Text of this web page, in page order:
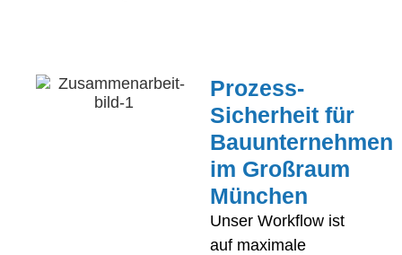
Prozess-
Sicherheit für
Bauunternehmen
im Großraum
München
Unser Workflow ist
auf maximale